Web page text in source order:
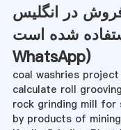
در انگلیس
WhatsApp)
coal washries
calculate roll
rock grinding mill for
by products of